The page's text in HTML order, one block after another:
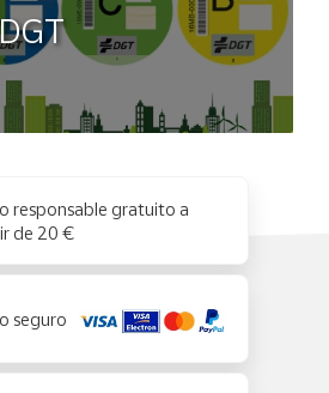
responsable gratuito a
de 20 €
seguro